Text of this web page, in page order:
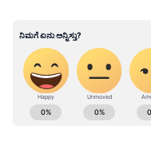
ABOUT THE AUTHOR